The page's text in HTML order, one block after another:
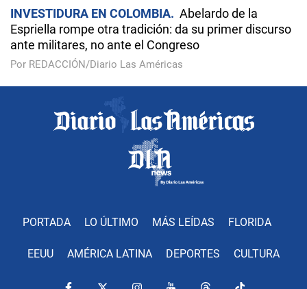
INVESTIDURA EN COLOMBIA
Abelardo de la
Espriella rompe otra tradición: da su primer discurso
ante militares, no ante el Congreso
Por REDACCIÓN/Diario Las Américas
PORTADA LO ÚLTIMO MÁS LEÍDAS FLORIDA
EEUU AMÉRICA LATINA DEPORTES CULTURA